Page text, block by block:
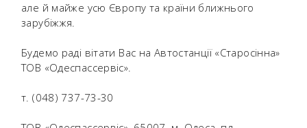
але й майже усю Європу та країни ближнього
зарубіжжя.
Будемо раді вітати Вас на Автостанції «Старосінна»
ТОВ «Одеспассервіс».
т. (048) 737-73-30